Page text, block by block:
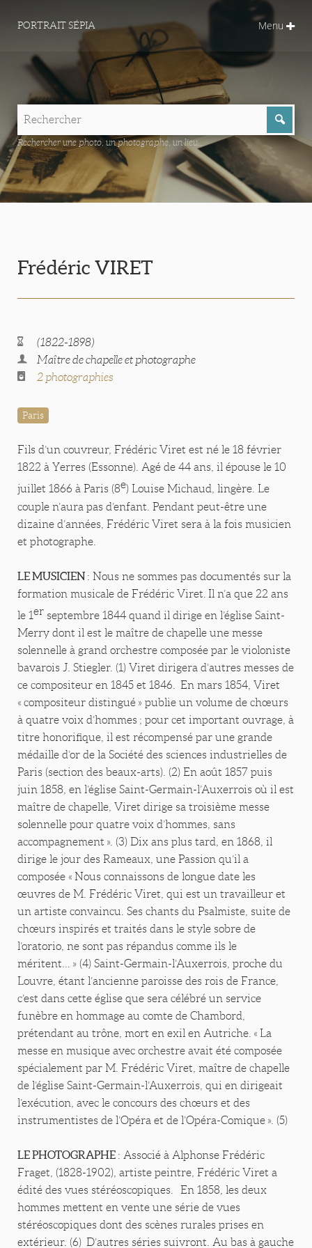
PORTRAIT SÉPIA Menu
Rechercher une photo, un photographe, un lieu...
Frédéric VIRET
(1822-1898)
Maître de chapelle et photographe
2 photographies
Paris
Fils d’un couvreur, Frédéric Viret est né le 18 février
1822 à Yerres (Essonne). Agé de 44 ans, il épouse le 10
juillet 1866 à Paris (8e) Louise Michaud, lingère. Le
couple n’aura pas d’enfant. Pendant peut-être une
dizaine d’années, Frédéric Viret sera à la fois musicien
et photographe.
LE MUSICIEN: Nous ne sommes pas documentés sur la
formation musicale de Frédéric Viret. Il n’a que 22 ans
le 1er septembre 1844 quand il dirige en l’église Saint-
Merry dont il est le maître de chapelle une messe
solennelle à grand orchestre composée par le violoniste
bavarois J. Stiegler. (1) Viret dirigera d’autres messes de
ce compositeur en 1845 et 1846. En mars 1854, Viret
« compositeur distingué » publie un volume de chœurs
à quatre voix d’hommes ; pour cet important ouvrage, à
titre honorifique, il est récompensé par une grande
médaille d’or de la Société des sciences industrielles de
Paris (section des beaux-arts). (2) En août 1857 puis
juin 1858, en l’église Saint-Germain-l’Auxerrois où il est
maître de chapelle, Viret dirige sa troisième messe
solennelle pour quatre voix d’hommes, sans
accompagnement ». (3) Dix ans plus tard, en 1868, il
dirige le jour des Rameaux, une Passion qu’il a
composée « Nous connaissons de longue date les
œuvres de M. Frédéric Viret, qui est un travailleur et
un artiste convaincu. Ses chants du Psalmiste, suite de
chœurs inspirés et traités dans le style sobre de
l’oratorio, ne sont pas répandus comme ils le
méritent… » (4) Saint-Germain-l’Auxerrois, proche du
Louvre, étant l’ancienne paroisse des rois de France,
c’est dans cette église que sera célébré un service
funèbre en hommage au comte de Chambord,
prétendant au trône, mort en exil en Autriche. « La
messe en musique avec orchestre avait été composée
spécialement par M. Frédéric Viret, maître de chapelle
de l’église Saint-Germain-l’Auxerrois, qui en dirigeait
l’exécution, avec le concours des chœurs et des
instrumentistes de l’Opéra et de l’Opéra-Comique ». (5)
LE PHOTOGRAPHE : Associé à Alphonse Frédéric
Fraget, (1828-1902), artiste peintre, Frédéric Viret a
édité des vues stéréoscopiques. En 1858, les deux
hommes mettent en vente une série de vues
stéréoscopiques dont des scènes rurales prises en
extérieur. (6) D’autres séries suivront. Au bas à gauche